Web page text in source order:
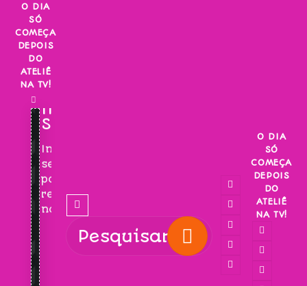
Skip
content
O DIA
SÓ
COMEÇA
DEPOIS
DO
ATELIÊ
NA TV!
INSCREVA-
SE!
Inscreva-
se
para
receber
novidades!
O DIA
SÓ
COMEÇA
DEPOIS
DO
ATELIÊ
NA TV!